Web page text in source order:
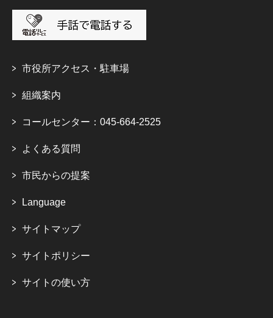
市役所アクセス・駐車場
組織案内
コールセンター：045-664-2525
よくある質問
市民からの提案
Language
サイトマップ
サイトポリシー
サイトの使い方